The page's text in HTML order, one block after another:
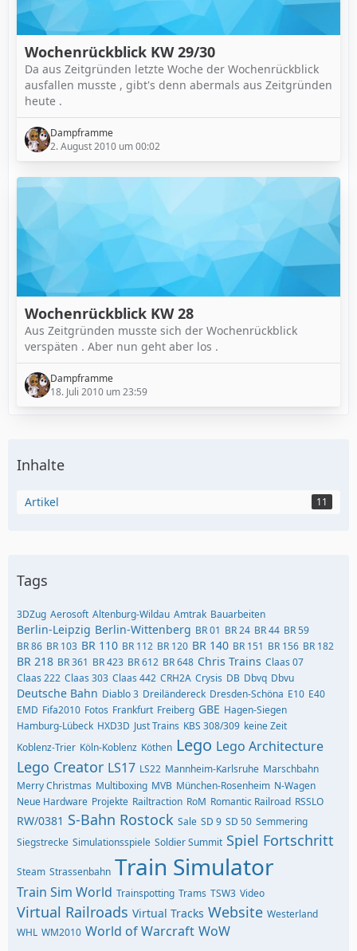
Wochenrückblick KW 29/30
Da aus Zeitgründen letzte Woche der Wochenrückblick
ausfallen musste , gibt's denn abermals aus Zeitgründen
heute .
Dampframme
2. August 2010 um 00:02
Wochenrückblick KW 28
Aus Zeitgründen musste sich der Wochenrückblick
verspäten . Aber nun geht aber los .
Dampframme
18. Juli 2010 um 23:59
Inhalte
Artikel 11
Tags
3DZug Aerosoft Altenburg-Wildau Amtrak Bauarbeiten
Berlin-Leipzig Berlin-Wittenberg BR 01 BR 24 BR 44 BR 59
BR 86 BR 103 BR 110 BR 112 BR 120 BR 140 BR 151 BR 156 BR 182
BR 218 BR 361 BR 423 BR 612 BR 648 Chris Trains Claas 07
Claas 222 Claas 303 Claas 442 CRH2A Crysis DB Dbvq Dbvu
Deutsche Bahn Diablo 3 Dreiländereck Dresden-Schöna E10 E40
EMD Fifa2010 Fotos Frankfurt Freiberg GBE Hagen-Siegen
Hamburg-Lübeck HXD3D Just Trains KBS 308/309 keine Zeit
Koblenz-Trier Köln-Koblenz Köthen Lego Lego Architecture
Lego Creator LS17 LS22 Mannheim-Karlsruhe Marschbahn
Merry Christmas Multiboxing MVB München-Rosenheim N-Wagen
Neue Hardware Projekte Railtraction RoM Romantic Railroad RSSLO
RW/0381 S-Bahn Rostock Sale SD 9 SD 50 Semmering
Siegstrecke Simulationsspiele Soldier Summit Spiel Fortschritt
Steam Strassenbahn Train Simulator
Train Sim World Trainspotting Trams TSW3 Video
Virtual Railroads Virtual Tracks Website Westerland
WHL WM2010 World of Warcraft WoW